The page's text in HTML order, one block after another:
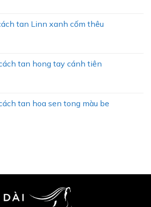
tan Linn xanh cốm thêu
tan hong tay cánh tiên
tan hoa sen tong màu be